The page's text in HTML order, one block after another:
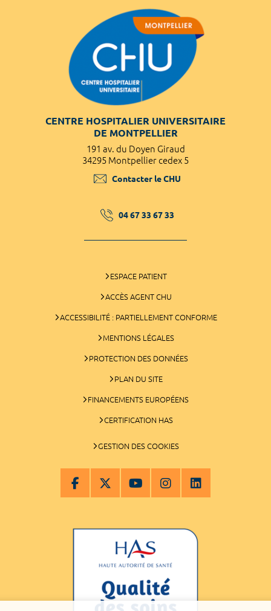
CENTRE HOSPITALIER UNIVERSITAIRE
DE MONTPELLIER
191 av. du Doyen Giraud
34295 Montpellier cedex 5
Contacter le CHU
04 67 33 67 33
ESPACE PATIENT
ACCÈS AGENT CHU
ACCESSIBILITÉ : PARTIELLEMENT CONFORME
MENTIONS LÉGALES
PROTECTION DES DONNÉES
PLAN DU SITE
FINANCEMENTS EUROPÉENS
CERTIFICATION HAS
GESTION DES COOKIES